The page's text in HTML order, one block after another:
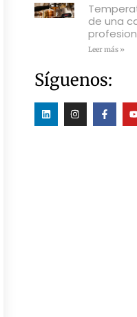
de una
Leer más »
Síguenos: